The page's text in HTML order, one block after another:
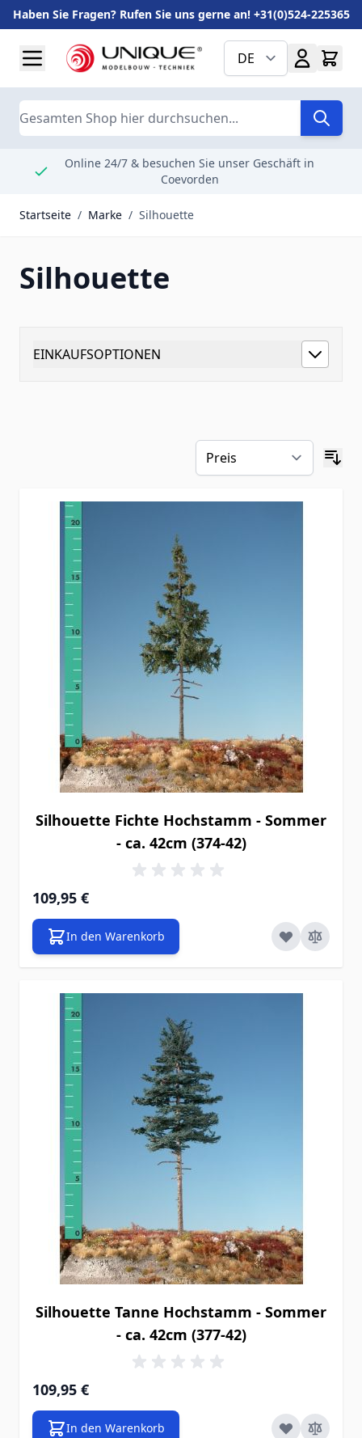
Haben Sie Fragen? Rufen Sie uns gerne an! +31(0)524-225365
DE
Suche
Online 24/7 & besuchen Sie unser Geschäft in
Coevorden
Startseite / Marke / Silhouette
Silhouette
EINKAUFSOPTIONEN
Silhouette Fichte Hochstamm - Sommer
- ca. 42cm (374-42)
109,95 €
In den Warenkorb
Silhouette Tanne Hochstamm - Sommer
- ca. 42cm (377-42)
109,95 €
In den Warenkorb